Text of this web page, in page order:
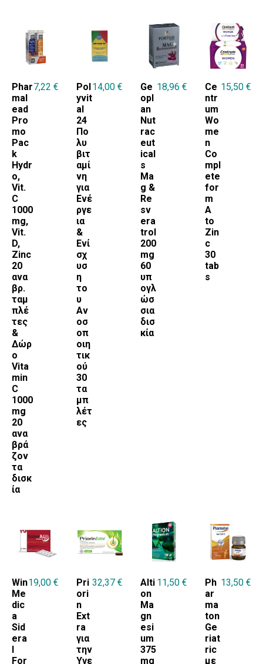
Phar
mal
ead
Pro
mo
Pac
k
Hydr
o,
Vit.
C
1000
mg,
Vit.
D,
Zinc
20
ανα
βρ.
ταμ
πλέ
τες
&
Δώρ
ο
Vita
min
C
1000
mg
20
ανα
βρά
ζον
τα
δισκ
ία
7,22 €
Pol
yvit
al
24
Πο
λυ
βιτ
αμί
νη
για
Ενέ
ργε
ια
&
Ενί
σχ
υσ
η
το
υ
Αν
οσ
οπ
οιη
τικ
ού
30
τα
μπ
λέτ
ες
14,00 €
Ge
opl
an
Nut
rac
eut
ical
s
Ma
g &
Re
sv
era
trol
200
mg
60
υπ
ογλ
ώσ
σια
δισ
κία
18,96 €
Ce
ntr
um
Wo
me
n
Co
mpl
ete
for
m
A
to
Zin
c
30
tab
s
15,50 €
Win
Me
dic
a
Sid
era
For
19,00 €
Pri
ori
n
Ext
ra
για
την
Υγε
32,37 €
Alti
on
Ma
gn
esi
um
375
mg
11,50 €
Ph
ar
ma
ton
Ge
riat
ric
με
13,50 €